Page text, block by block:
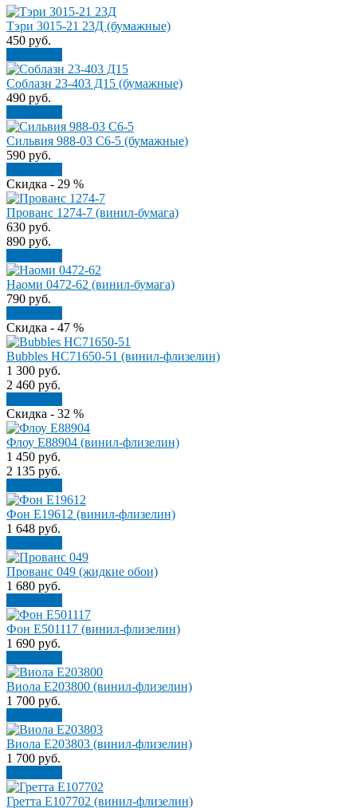
Тэри 3015-21 23Д (бумажные)
450 руб.
Соблазн 23-403 Д15 (бумажные)
490 руб.
Сильвия 988-03 С6-5 (бумажные)
590 руб.
Скидка - 29 %
Прованс 1274-7 (винил-бумага)
630 руб.
890 руб.
Наоми 0472-62 (винил-бумага)
790 руб.
Скидка - 47 %
Bubbles HC71650-51 (винил-флизелин)
1 300 руб.
2 460 руб.
Скидка - 32 %
Флоу Е88904 (винил-флизелин)
1 450 руб.
2 135 руб.
Фон E19612 (винил-флизелин)
1 648 руб.
Прованс 049 (жидкие обои)
1 680 руб.
Фон Е501117 (винил-флизелин)
1 690 руб.
Виола Е203800 (винил-флизелин)
1 700 руб.
Виола Е203803 (винил-флизелин)
1 700 руб.
Гретта Е107702 (винил-флизелин)